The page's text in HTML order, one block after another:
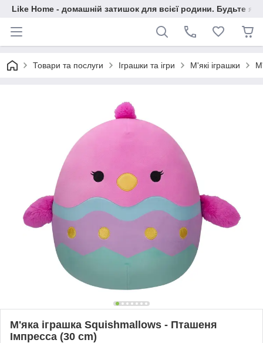
Like Home - домашній затишок для всієї родини. Будьте як
Товари та послуги Іграшки та ігри М'які іграшки
М'яка іграшка Squishmallows - Пташеня
Імпресса (30 cm)